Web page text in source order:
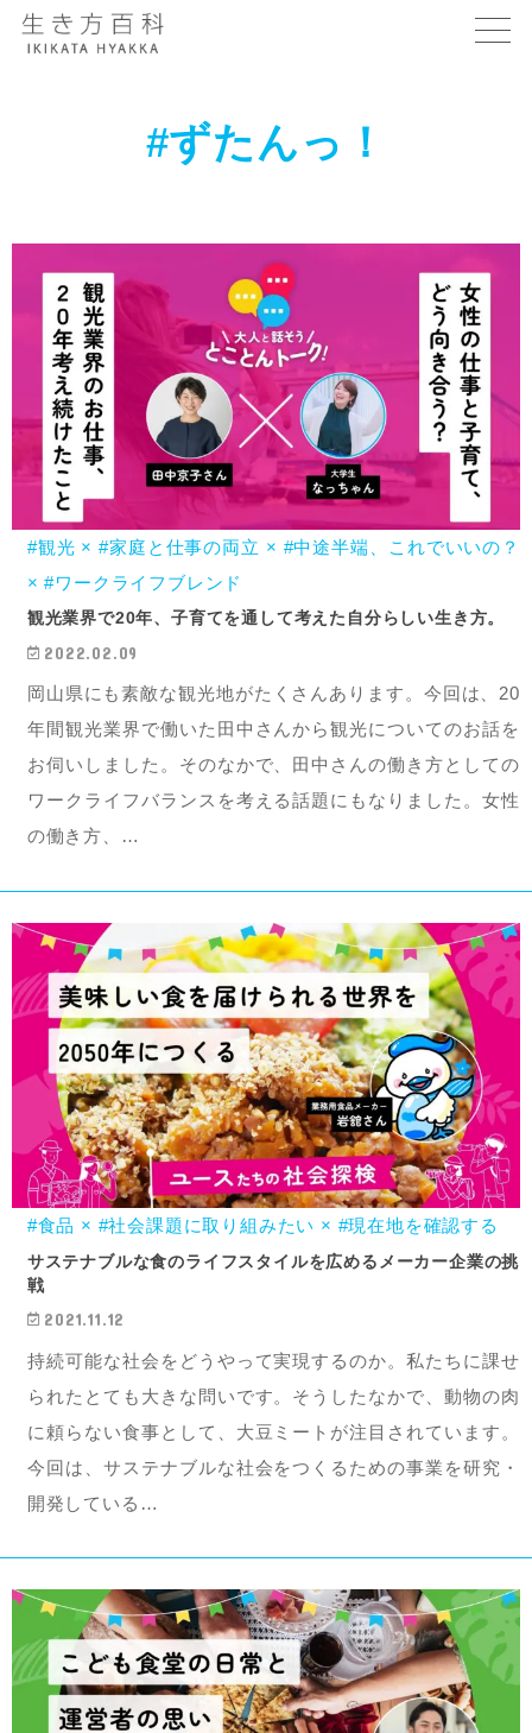
#ずたんっ！
#観光 × #家庭と仕事の両立 × #中途半端、これでいいの？
× #ワークライフブレンド
観光業界で20年、子育てを通して考えた自分らしい生き方。
2022.02.09
岡山県にも素敵な観光地がたくさんあります。今回は、20
年間観光業界で働いた田中さんから観光についてのお話を
お伺いしました。そのなかで、田中さんの働き方としての
ワークライフバランスを考える話題にもなりました。女性
の働き方、…
#食品 × #社会課題に取り組みたい × #現在地を確認する
サステナブルな食のライフスタイルを広めるメーカー企業の挑
戦
2021.11.12
持続可能な社会をどうやって実現するのか。私たちに課せ
られたとても大きな問いです。そうしたなかで、動物の肉
に頼らない食事として、大豆ミートが注目されています。
今回は、サステナブルな社会をつくるための事業を研究・
開発している…